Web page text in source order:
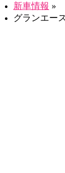
新車情報 »
グランエー